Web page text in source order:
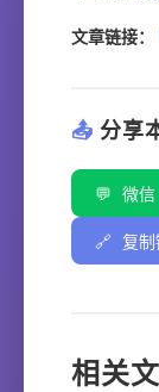
文章链接：
📤 分享
💬 微信
🔗 复
相关